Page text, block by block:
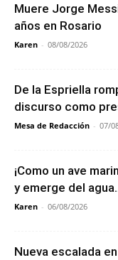
Muere Jorge
años en Rosario
Karen - 08/08/2026
De la Espriella
discurso como
Mesa de Redacción - 07/
¡Como un ave
y emerge del
Karen - 06/08/2026
Nueva escalada